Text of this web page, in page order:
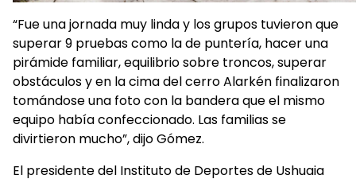
“Fue una jornada muy linda y los grupos tuvieron que
superar 9 pruebas como la de puntería, hacer una
pirámide familiar, equilibrio sobre troncos, superar
obstáculos y en la cima del cerro Alarkén finalizaron
tomándose una foto con la bandera que el mismo
equipo había confeccionado. Las familias se
divirtieron mucho”, dijo Gómez.
El presidente del Instituto de Deportes de Ushuaia